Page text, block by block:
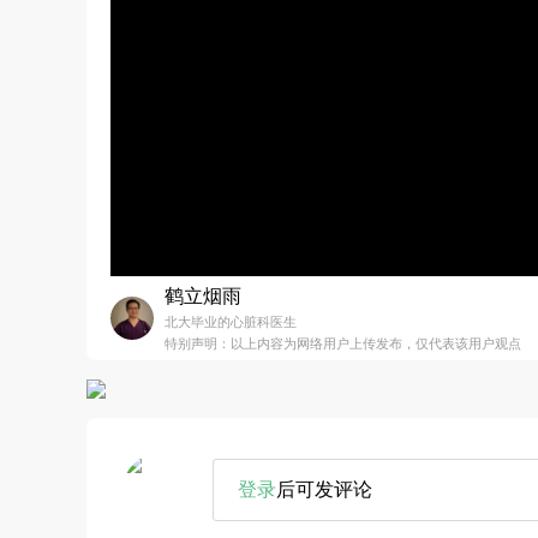
鹤立烟雨
北大毕业的心脏科医生
特别声明：以上内容为网络用户上传发布，仅代表该用户观点
登录后可发评论